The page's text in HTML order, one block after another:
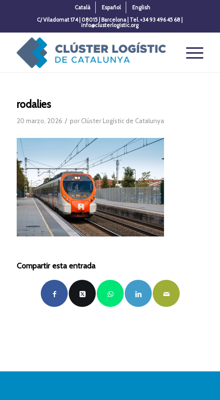
Català Español
English
C/ Viladomat 174 | 08015 | Barcelona | Tel. +34 93 496 45 68 |
info@clusterlogistic.org
rodalies
20 marzo, 2026 / por Clúster Logístic de Catalunya
Compartir esta entrada